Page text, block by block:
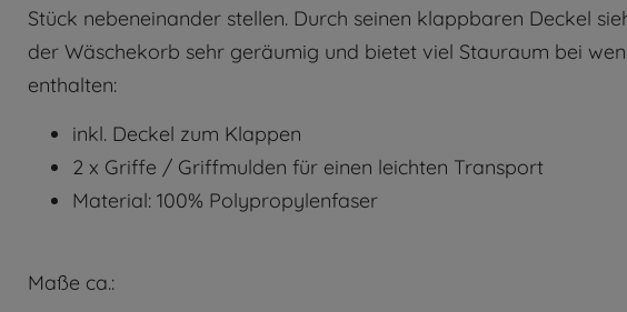
Stück nebeneinander stellen. Durch seinen klappbaren Deckel
der Wäschekorb sehr geräumig und bietet viel Stauraum bei
enthalten:
inkl. Deckel zum Klappen
2 x Griffe / Griffmulden für einen leichten Transport
Material: 100% Polypropylenfaser
Maße ca.: